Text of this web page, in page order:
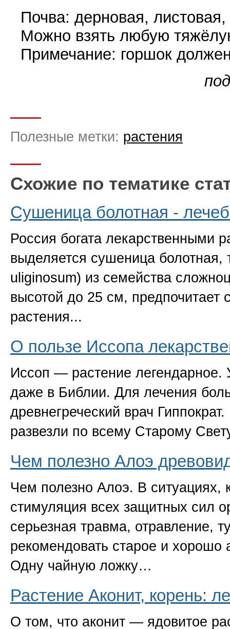
Почва: дерновая,
Можно взять любую
Примечание: горшок
Полезные метки: растения
Схожие по тематике
Сушеница болотная -
Россия богата лекарственными
выделяется сушеница болотная,
uliginosum) из семейства
высотой до 25 см, предпочитает
растения...
О пользе Иссопа
Иссоп — растение легендарное.
даже в Библии. Для лечения
древнегреческий врач
развезли по всему Старому
Чем полезно Алоэ
Чем полезно Алоэ. В ситуациях,
стимуляция всех защитных сил
серьезная травма, отравление,
рекомендовать старое и хорошо
Одну чайную ложку…
Растение Аконит, корень:
О том, что аконит — ядовитое